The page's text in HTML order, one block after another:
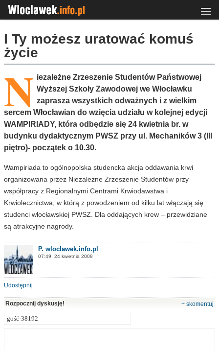
I Ty możesz uratować komuś
życie
N iezależne Zrzeszenie Studentów Państwowej
Wyższej Szkoły Zawodowej we Włocławku
zaprasza wszystkich odważnych i z wielkim
sercem Włocławian do wzięcia udziału w kolejnej edycji
WAMPIRIADY, która odbędzie się 24 kwietnia br. w
budynku dydaktycznym PWSZ przy ul. Mechaników 3 (III
piętro)- początek o 10.30.
Wampiriada to ogólnopolska studencka akcja oddawania krwi
organizowana przez Niezależne Zrzeszenie Studentów przy
współpracy z Regionalnymi Centrami Krwiodawstwa i
Krwiolecznictwa, w którą z powodzeniem od kilku lat włączają się
studenci włocławskiej PWSZ. Dla oddających krew – przewidziane
są atrakcyjne nagrody.
P. wloclawek.info.pl
07:49, 24 kwietnia 2008
Udostępnij
Rozpocznij dyskusję! + skomentuj